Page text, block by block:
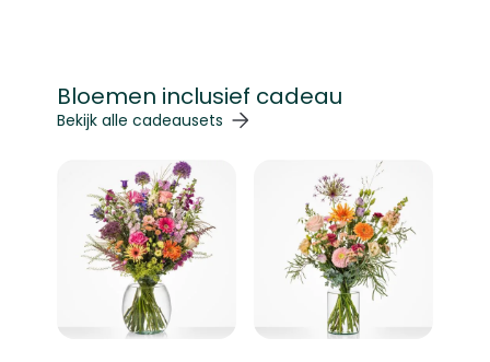
Bloemen inclusief cadeau
Navigeren door de elementen van de carrousel is
Druk om carrousel over te slaan
Bekijk alle cadeausets